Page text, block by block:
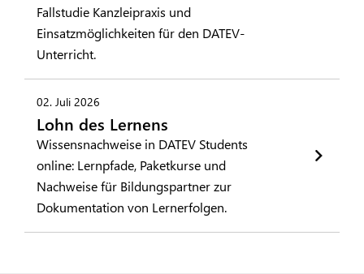
Fallstudie Kanzleipraxis und
Einsatzmöglichkeiten für den DATEV-
Unterricht.
02. Juli 2026
Lohn des Lernens
Wissensnachweise in DATEV Students
online: Lernpfade, Paketkurse und
Nachweise für Bildungspartner zur
Dokumentation von Lernerfolgen.